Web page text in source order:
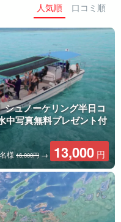
人気順 口コミ順
ュノーケリング半日コ
中写真無料プレゼント付
様16,000円 → 13,000 円